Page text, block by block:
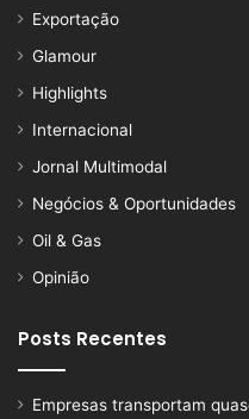
Exportação
Glamour
Highlights
Internacional
Jornal Multimodal
Negócios & Oportunidades
Oil & Gas
Opinião
Posts Recentes
Empresas transportam